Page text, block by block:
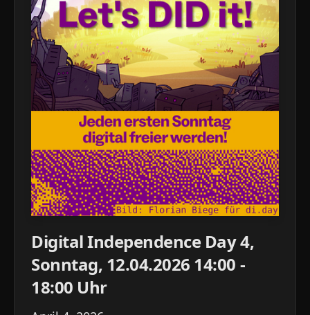
Digital Independence Day 4,
Sonntag, 12.04.2026 14:00 -
18:00 Uhr